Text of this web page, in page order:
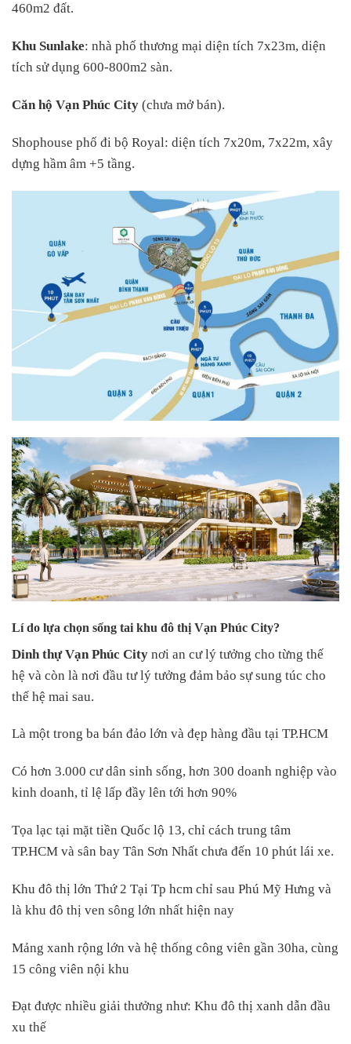
460m2 đất.
Khu Sunlake: nhà phố thương mại diện tích 7x23m, diện
tích sử dụng 600-800m2 sàn.
Căn hộ Vạn Phúc City (chưa mở bán).
Shophouse phố đi bộ Royal: diện tích 7x20m, 7x22m, xây
dựng hầm âm +5 tầng.
Lí do lựa chọn sống tai khu đô thị Vạn Phúc City?
Dinh thự Vạn Phúc City nơi an cư lý tưởng cho từng thế
hệ và còn là nơi đầu tư lý tưởng đảm bảo sự sung túc cho
thế hệ mai sau.
Là một trong ba bán đảo lớn và đẹp hàng đầu tại TP.HCM
Có hơn 3.000 cư dân sinh sống, hơn 300 doanh nghiệp vào
kinh doanh, tỉ lệ lấp đầy lên tới hơn 90%
Tọa lạc tại mặt tiền Quốc lộ 13, chỉ cách trung tâm
TP.HCM và sân bay Tân Sơn Nhất chưa đến 10 phút lái xe.
Khu đô thị lớn Thứ 2 Tại Tp hcm chỉ sau Phú Mỹ Hưng và
là khu đô thị ven sông lớn nhất hiện nay
Mảng xanh rộng lớn và hệ thống công viên gần 30ha, cùng
15 công viên nội khu
Đạt được nhiều giải thưởng như: Khu đô thị xanh dẫn đầu
xu thế